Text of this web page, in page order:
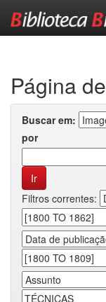
Página
Buscar em:
por
Filtros correntes: